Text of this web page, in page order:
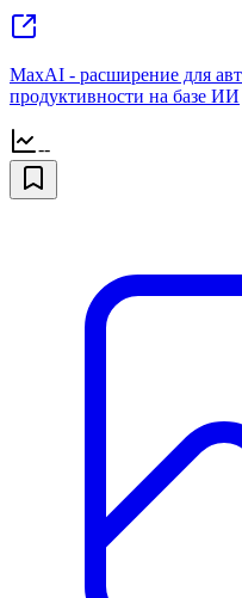
MaxAI - расширение для
продуктивности на базе ИИ
--